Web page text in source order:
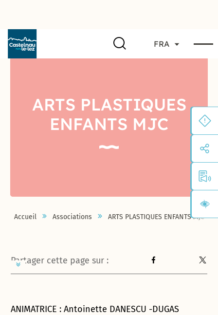
FRA
ARTS PLASTIQUES
ENFANTS MJC
Accueil Associations ARTS PLASTIQUES ENFANTS MJC
Partager cette page sur :
ANIMATRICE : Antoinette DANESCU -DUGAS